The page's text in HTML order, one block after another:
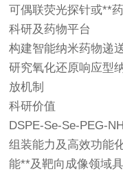
可偶联荧光探针或**
科研及药物平台
构建智能纳米药物递
研究氧化还原响应型
放机制
科研价值
DSPE-Se-Se-PEG-
组装能力及高效功能
能**及靶向成像领域